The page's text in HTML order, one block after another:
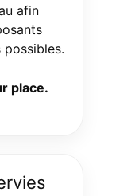
afin
place.